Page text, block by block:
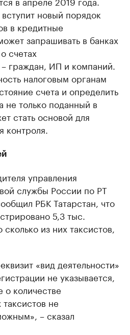
новый порядок
в кредитные
запрашивать в банках
счетах
граждан, ИП и компаний.
налоговым органам
счета и определить
не только поданный в
стать основой для
контроля.
управления
службы России по РТ
РБК Татарстан, что
5,3 тыс.
из них таксистов,
«вид деятельности»
не указывается,
о количестве
не
– сказал